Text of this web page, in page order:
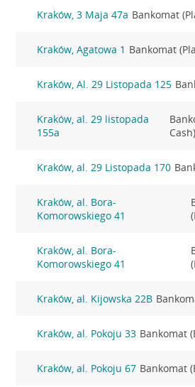
Kraków, 3 Maja 47a Bankomat
Kraków, Agatowa 1 Bankomat
Kraków, Al. 29 Listopada 125
Kraków, al. 29 listopada
155a
Cash)
Kraków, al. 29 Listopada 170
Kraków, al. Bora-
Komorowskiego 41
Kraków, al. Bora-
Komorowskiego 41
Kraków, al. Kijowska 22B
Kraków, al. Pokoju 33 Bankomat
Kraków, al. Pokoju 67 Bankomat